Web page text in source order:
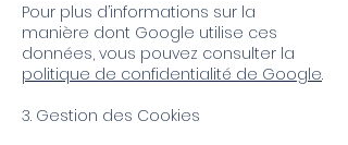
Pour plus d’informations sur la
manière dont Google utilise ces
données, vous pouvez consulter la
politique de confidentialité de Google.
3. Gestion des Cookies